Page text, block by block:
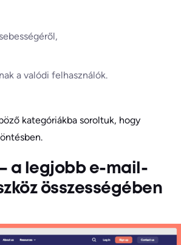
a valódi felhasználók.
kategóriákba soroltuk, hogy
a legjobb e-mail-
összességében